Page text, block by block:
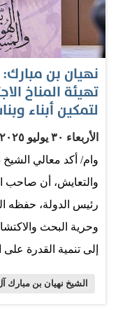
وعلى كافة
بأسهم التميز الذهبية
استثنائية، من
مستوى الدولة،
بتوقيع معالي الشيخ
نهيان بن
تهيئة المناخ
لتمكين أبناء
الأربعاء ٣٠ يوليو ٢٠٢٥
وام/ أكد معالي الشيخ
والتعايش، أن صاحب
رئيس الدولة، حفظه
وحرية البحث
إلى تنمية القدرة
الشيخ نهيان بن مبارك